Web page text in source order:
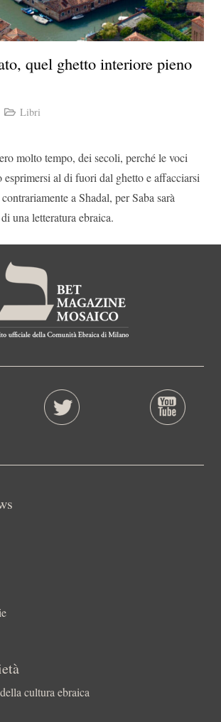
quel ghetto interiore pieno
Libri
molto tempo, dei secoli, perché le voci
esprimersi al di fuori dal ghetto e affacciarsi
a Shadal, per Saba sarà
una letteratura ebraica.
cultura ebraica